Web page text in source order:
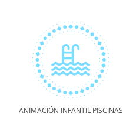
ANIMACIÓN INFANTIL PISCINAS